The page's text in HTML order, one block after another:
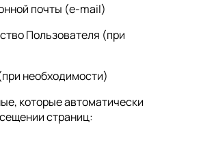
почты (e-mail)
Пользователя (при
необходимости)
которые автоматически
страниц: